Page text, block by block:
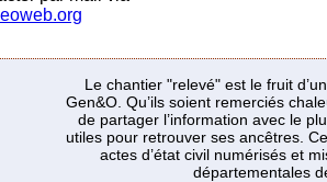
Le chantier "relevé" est le fruit
Gen&O. Qu’ils soient remerciés
de partager l’information avec le
utiles pour retrouver ses ancêtres.
actes d’état civil numérisés et
départementales